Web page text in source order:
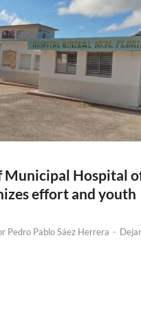
Hospital
effort and youth
Pedro Pablo Sáez Herrera - Dejar